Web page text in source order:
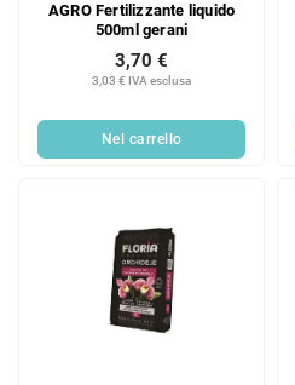
AGRO Fertilizzante liquido
500ml gerani
3,03 € IVA esclusa
3,70 €
Nel carrello